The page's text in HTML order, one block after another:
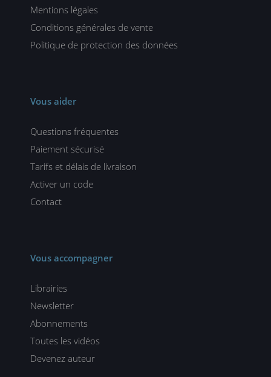
Mentions légales
Conditions générales de vente
Politique de protection des données
Vous aider
Questions fréquentes
Paiement sécurisé
Tarifs et délais de livraison
Activer un code
Contact
Vous accompagner
Librairies
Newsletter
Abonnements
Toutes les vidéos
Devenez auteur